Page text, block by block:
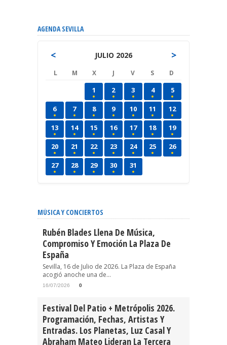
AGENDA SEVILLA
< JULIO 2026 >
L M X J V S D
1 2 3 4 5
6 7 8 9 10 11 12
13 14 15 16 17 18 19
20 21 22 23 24 25 26
27 28 29 30 31
MÚSICA Y CONCIERTOS
Rubén Blades Llena De Música,
Compromiso Y Emoción La Plaza De
España
Sevilla, 16 de Julio de 2026. La Plaza de España
acogió anoche una de...
16/07/2026 0
Festival Del Patio + Metrópolis 2026.
Programación, Fechas, Artistas Y
Entradas. Los Planetas, Luz Casal Y
Abraham Mateo Lideran La Tercera